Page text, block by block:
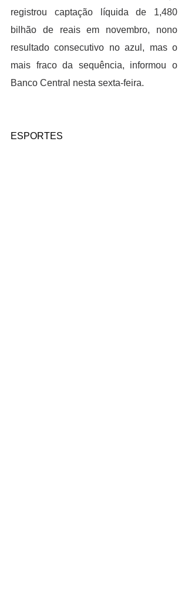
registrou captação líquida de 1,480
bilhão de reais em novembro, nono
resultado consecutivo no azul, mas o
mais fraco da sequência, informou o
Banco Central nesta sexta-feira.
ESPORTES